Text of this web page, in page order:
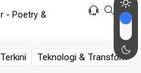
- Poetry &
Terkini Teknologi &